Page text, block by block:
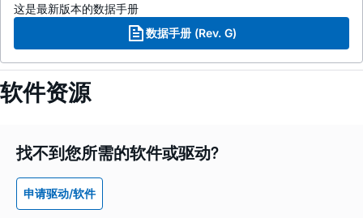
这是最新版本的数据手册
数据手册 (Rev. G)
软件资源
找不到您所需的软件或驱动?
申请驱动/软件